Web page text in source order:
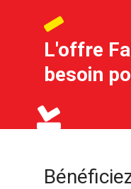
L'offre
besoin